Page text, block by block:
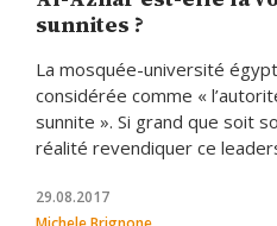
sunnites ?
La mosquée-université
considérée comme «
sunnite ». Si grand que soit
réalité revendiquer ce
29.08.2017